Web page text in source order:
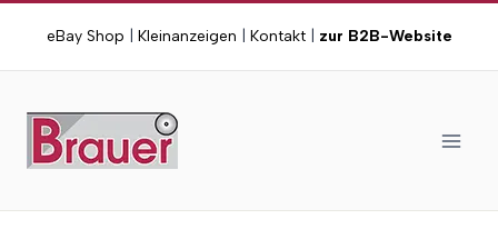
springen
eBay Shop Kleinanzeigen Kontakt| zur B2B-Website